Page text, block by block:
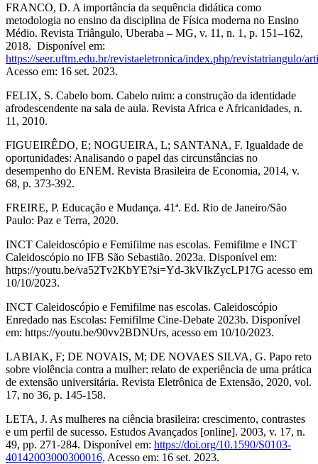
FRANCO, D. A importância da sequência didática como
metodologia no ensino da disciplina de Física moderna no Ensino
Médio. Revista Triângulo, Uberaba – MG, v. 11, n. 1, p. 151–162,
2018. Disponível em:
https://seer.uftm.edu.br/revistaeletronica/index.php/revistatriangulo/
Acesso em: 16 set. 2023.
FELIX, S. Cabelo bom. Cabelo ruim: a construção da identidade
afrodescendente na sala de aula. Revista Africa e Africanidades, n.
11, 2010.
FIGUEIRÊDO, E; NOGUEIRA, L; SANTANA, F. Igualdade de
oportunidades: Analisando o papel das circunstâncias no
desempenho do ENEM. Revista Brasileira de Economia, 2014, v.
68, p. 373-392.
FREIRE, P. Educação e Mudança. 41ª. Ed. Rio de Janeiro/São
Paulo: Paz e Terra, 2020.
INCT Caleidoscópio e Femifilme nas escolas. Femifilme e INCT
Caleidoscópio no IFB São Sebastião. 2023a. Disponível em:
https://youtu.be/va52Tv2KbYE?si=Yd-3kVIkZycLP17G acesso em
10/10/2023.
INCT Caleidoscópio e Femifilme nas escolas. Caleidoscópio
Enredado nas Escolas: Femifilme Cine-Debate 2023b. Disponível
em: https://youtu.be/90vv2BDNUrs, acesso em 10/10/2023.
LABIAK, F; DE NOVAIS, M; DE NOVAES SILVA, G. Papo reto
sobre violência contra a mulher: relato de experiência de uma prática
de extensão universitária. Revista Eletrônica de Extensão, 2020, vol.
17, no 36, p. 145-158.
LETA, J. As mulheres na ciência brasileira: crescimento, contrastes
e um perfil de sucesso. Estudos Avançados [online]. 2003, v. 17, n.
49, pp. 271-284. Disponível em: https://doi.org/10.1590/S0103-
40142003000300016, Acesso em: 16 set. 2023.